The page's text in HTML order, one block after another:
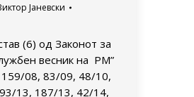
Јаневски
(6) од Законот за
весник на РМ”
08, 83/09, 48/10,
13, 187/13, 42/14,